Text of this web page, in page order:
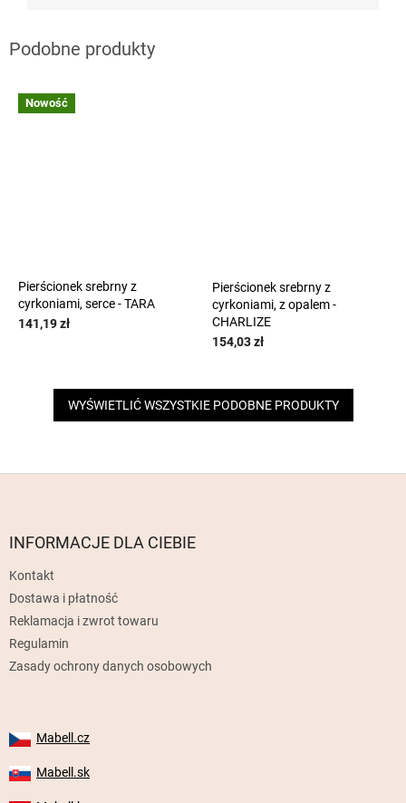
Nowość
Pierścionek srebrny z
cyrkoniami, serce - TARA
141,19 zł
Pierścionek srebrny z
cyrkoniami, z opalem -
CHARLIZE
154,03 zł
WYŚWIETLIĆ WSZYSTKIE PODOBNE PRODUKTY
INFORMACJE DLA CIEBIE
Kontakt
Dostawa i płatność
Reklamacja i zwrot towaru
Regulamin
Zasady ochrony danych osobowych
Mabell.cz
Mabell.sk